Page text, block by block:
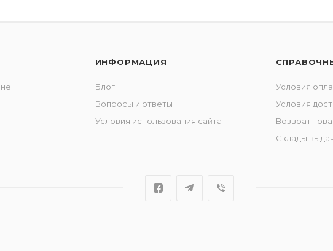
ИНФОРМАЦИЯ
Блог
Вопросы и ответы
Условия использования сайта
Условия
Условия
Возврат
Склады